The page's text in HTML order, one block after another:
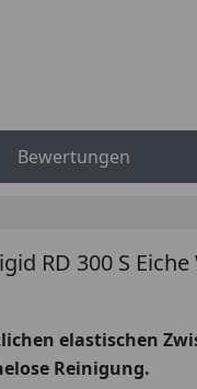
Bewertungen
RD 300 S
elastischen
Reinigung.